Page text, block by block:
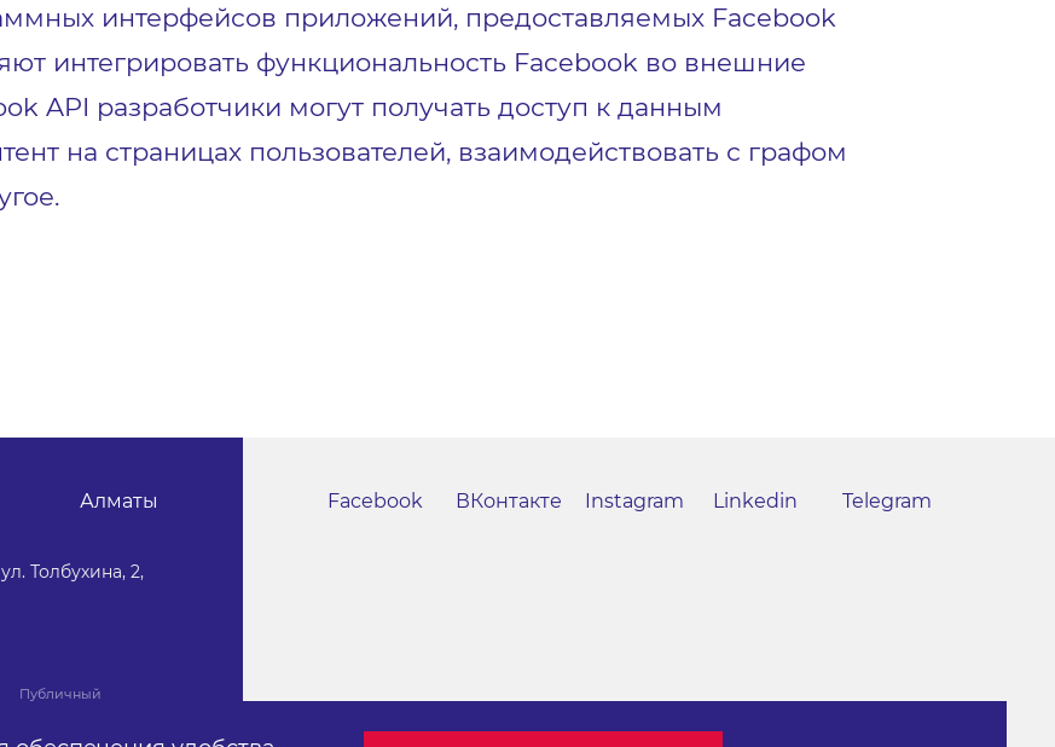
интерфейсов приложений, предоставляемых Facebook
интегрировать функциональность Facebook во внешние
API разработчики могут получать доступ к данным
на страницах пользователей, взаимодействовать с графом
Алматы
Толбухина, 2,
Публичный
Facebook ВКонтакте Instagram Linkedin Telegram